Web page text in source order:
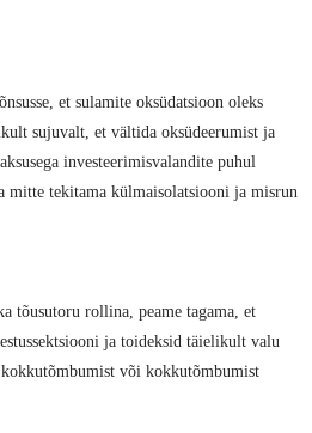
et sulamite oksüdatsioon oleks
sujuvalt, et vältida oksüdeerumist ja
investeerimisvalandite puhul
mitte tekitama külmaisolatsiooni ja misrun
tõusutoru rollina, peame tagama, et
ja toideksid täielikult valu
või kokkutõmbumist